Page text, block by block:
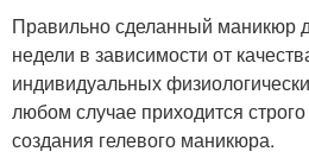
Правильно сделанный маникюр
недели в зависимости от
индивидуальных
любом случае приходится
создания гелевого маникюра.